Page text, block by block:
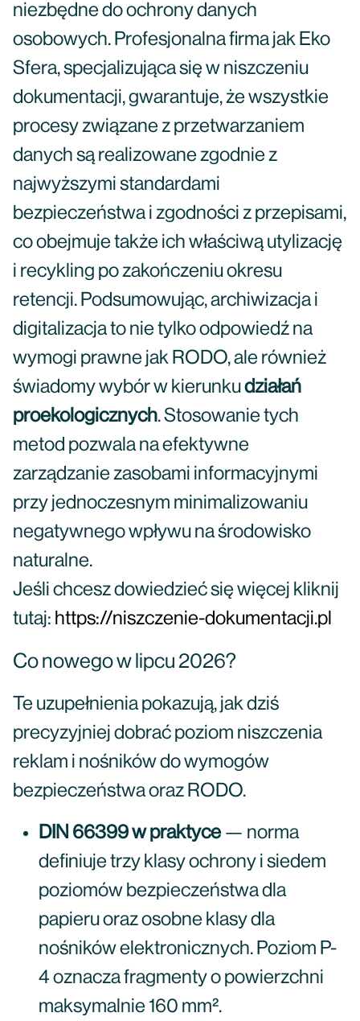
niezbędne do ochrony danych
osobowych. Profesjonalna firma jak Eko
Sfera, specjalizująca się w niszczeniu
dokumentacji, gwarantuje, że wszystkie
procesy związane z przetwarzaniem
danych są realizowane zgodnie z
najwyższymi standardami
bezpieczeństwa i zgodności z przepisami,
co obejmuje także ich właściwą utylizację
i recykling po zakończeniu okresu
retencji. Podsumowując, archiwizacja i
digitalizacja to nie tylko odpowiedź na
wymogi prawne jak RODO, ale również
świadomy wybór w kierunkudziałań
proekologicznych. Stosowanie tych
metod pozwala na efektywne
zarządzanie zasobami informacyjnymi
przy jednoczesnym minimalizowaniu
negatywnego wpływu na środowisko
naturalne.
Jeśli chcesz dowiedzieć się więcej kliknij
tutaj: https://niszczenie-dokumentacji.pl
Co nowego w lipcu 2026?
Te uzupełnienia pokazują, jak dziś
precyzyjniej dobrać poziom niszczenia
reklam i nośników do wymogów
bezpieczeństwa oraz RODO.
DIN 66399 w praktyce— norma
definiuje trzy klasy ochrony i siedem
poziomów bezpieczeństwa dla
papieru oraz osobne klasy dla
nośników elektronicznych. Poziom P-
4 oznacza fragmenty o powierzchni
maksymalnie 160 mm².